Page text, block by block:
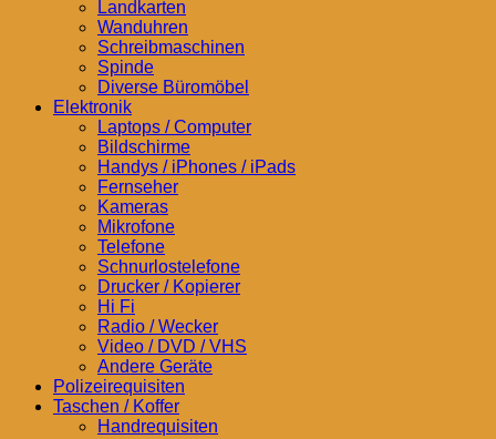
Landkarten
Wanduhren
Schreibmaschinen
Spinde
Diverse Büromöbel
Elektronik
Laptops / Computer
Bildschirme
Handys / iPhones / iPads
Fernseher
Kameras
Mikrofone
Telefone
Schnurlostelefone
Drucker / Kopierer
Hi Fi
Radio / Wecker
Video / DVD / VHS
Andere Geräte
Polizeirequisiten
Taschen / Koffer
Handrequisiten